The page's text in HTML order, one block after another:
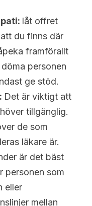
låt offret
du finns där
framförallt
personen
ge stöd.
Det är viktigt att
tillgänglig.
de som
läkare är.
är det bäst
personen som
eller
mellan